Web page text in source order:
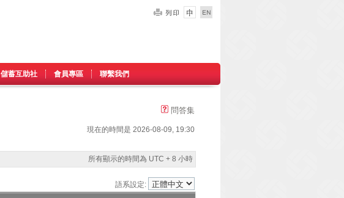
儲蓄互助社 會員專區 聯繫我們
問答集
現在的時間是 2026-08-09, 19:30
所有顯示的時間為 UTC + 8 小時
語系設定: